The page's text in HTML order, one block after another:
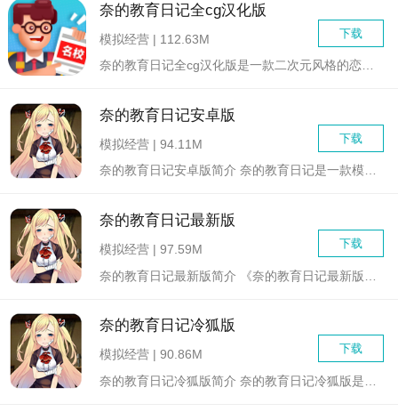
奈的教育日记全cg汉化版
下载
模拟经营 | 112.63M
奈的教育日记全cg汉化版是一款二次元风格的恋爱养成类手游，以...
奈的教育日记安卓版
下载
模拟经营 | 94.11M
奈的教育日记安卓版简介 奈的教育日记是一款模拟养成类游...
奈的教育日记最新版
下载
模拟经营 | 97.59M
奈的教育日记冷狐版
下载
模拟经营 | 90.86M